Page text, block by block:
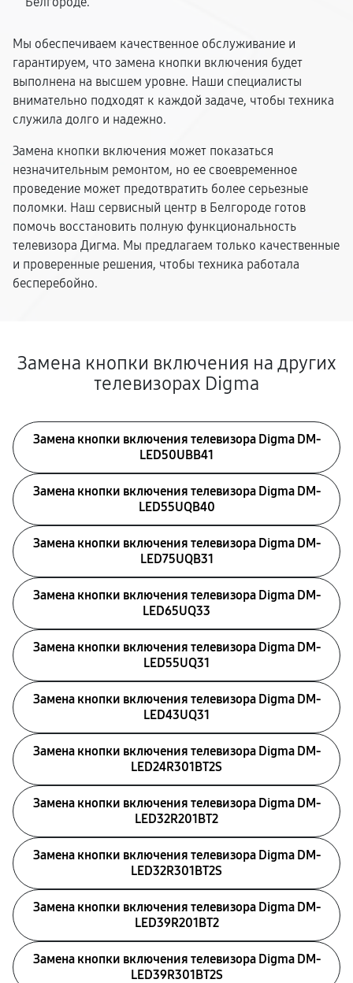
Мы обеспечиваем качественное обслуживание и
гарантируем, что замена кнопки включения будет
выполнена на высшем уровне. Наши специалисты
внимательно подходят к каждой задаче, чтобы техника
служила долго и надежно.
Замена кнопки включения может показаться
незначительным ремонтом, но ее своевременное
проведение может предотвратить более серьезные
поломки. Наш сервисный центр в Белгороде готов
помочь восстановить полную функциональность
телевизора Дигма. Мы предлагаем только качественные
и проверенные решения, чтобы техника работала
бесперебойно.
Замена кнопки включения на других
телевизорах Digma
Замена кнопки включения телевизора Digma DM-
LED50UBB41
Замена кнопки включения телевизора Digma DM-
LED55UQB40
Замена кнопки включения телевизора Digma DM-
LED75UQB31
Замена кнопки включения телевизора Digma DM-
LED65UQ33
Замена кнопки включения телевизора Digma DM-
LED55UQ31
Замена кнопки включения телевизора Digma DM-
LED43UQ31
Замена кнопки включения телевизора Digma DM-
LED24R301BT2S
Замена кнопки включения телевизора Digma DM-
LED32R201BT2
Замена кнопки включения телевизора Digma DM-
LED32R301BT2S
Замена кнопки включения телевизора Digma DM-
LED39R201BT2
Замена кнопки включения телевизора Digma DM-
LED39R301BT2S